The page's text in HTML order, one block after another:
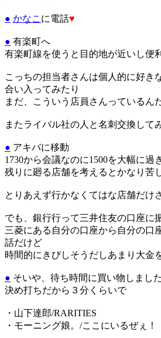
● かなこ に電話♥
● 有楽町へ
有楽町線を使うと目的地が近いし便
こっちの担当者さんは個人的に好き
合い入ってみたり
まだ、こういう店員さんっているん
またライバル社の人と名刺交換して
● アキバに移動
1730から会議なのに1500を大幅に過
残りに廻る店舗を考えるとかなり苦
とりあえず行かなくてはな店舗だけ
でも、銀行行って三井住友の口座に
三菱にある自分の口座から自分の口
話だけど
時間的にきびしそうだしあまり大金
● そいや、待ち時間に買い物しました
決め打ちだから３分くらいで
・山下達郎/RARITIES
・モーニング娘。/ここにいるぜぇ！